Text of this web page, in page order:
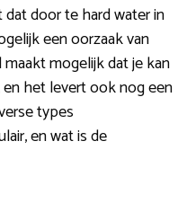
door te hard water in
een oorzaak van
mogelijk dat je kan
en het levert ook nog een
types
en wat is de